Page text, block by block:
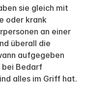
sie gleich mit
oder krank
an einer
überall die
aufgegeben
bei Bedarf
alles im Griff hat.